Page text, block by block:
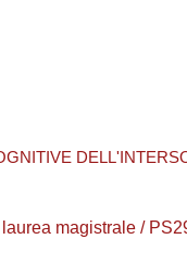
magistrale /